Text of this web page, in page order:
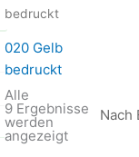
bedruckt
020 Gelb
bedruckt
Alle
9 Ergebnisse
werden
angezeigtNach